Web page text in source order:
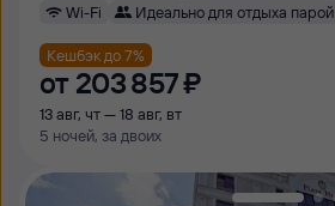
Wi-Fi
Идеально для отдыха парой
Кешбэк до 7%
от 203 ⁠857 ⁠₽
13 авг, чт — 18 авг, вт
5 ночей, за двоих